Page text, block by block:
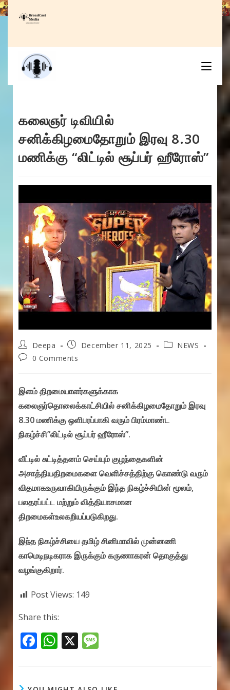
Skip
to
கலைஞர் டிவியில்
சனிக்கிழமைதோறும் இரவு 8.30
மணிக்கு “லிட்டில் சூப்பர் ஹீரோஸ்”
Post
author:
Deepa
Post
published:
December 11, 2025
PostNEWS
Post0 Comments
இளம் திறமையாளர்களுக்காக
கலைஞர்தொலைக்காட்சியில் சனிக்கிழமைதோறும் இரவு
8.30 மணிக்கு ஒளிபரப்பாகி வரும் பிரம்மாண்ட
நிகழ்ச்சி”லிட்டில் சூப்பர் ஹீரோஸ்”.
வீட்டில் சுட்டித்தனம் செய்யும் குழந்தைகளின்
அசாத்தியதிறமைகளை வெளிச்சத்திற்கு கொண்டு வரும்
விதமாகஉருவாகியிருக்கும் இந்த நிகழ்ச்சியின் மூலம்,
பலதரப்பட்ட மற்றும் வித்தியாசமான
திறமைகள்உலகறியப்படுகிறது.
இந்த நிகழ்ச்சியை தமிழ் சினிமாவில் முன்னணி
காமெடிநடிகராக இருக்கும் கருணாகரன் தொகுத்து
வழங்குகிறார்.
Post Views: 149
Share this:
F W X M